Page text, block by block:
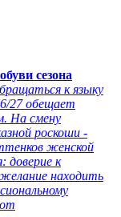
сезона
к языку
27 обещает
На смену
роскоши -
женской
доверие к
находить